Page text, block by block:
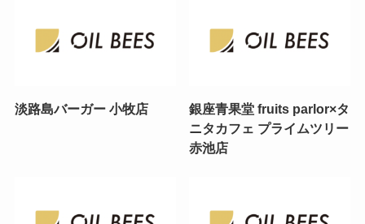
淡路島バーガー 小牧店
銀座青果堂 fruits parlor×タ
ニタカフェ プライムツリー
赤池店